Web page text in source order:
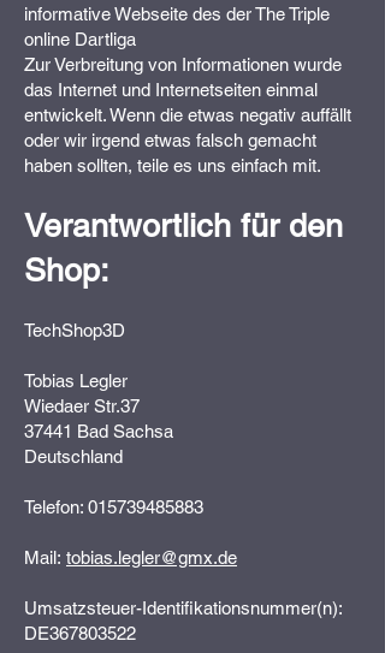
informative Webseite des der The Triple
online Dartliga
Zur Verbreitung von Informationen wurde
das Internet und Internetseiten einmal
entwickelt. Wenn die etwas negativ auffällt
oder wir irgend etwas falsch gemacht
haben sollten, teile es uns einfach mit.
Verantwortlich für den
Shop:
TechShop3D
Tobias Legler
Wiedaer Str.37
37441 Bad Sachsa
Deutschland
Telefon: 015739485883
Mail: tobias.legler@gmx.de
Umsatzsteuer-Identifikationsnummer(n):
DE367803522